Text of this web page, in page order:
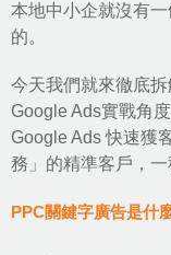
本地中小企就沒有
的。
今天我們就來徹底拆
Google Ads實戰角
Google Ads 快速獲
務」的精準客戶，一
PPC關鍵字廣告是什